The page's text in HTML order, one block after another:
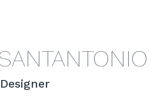
Designer